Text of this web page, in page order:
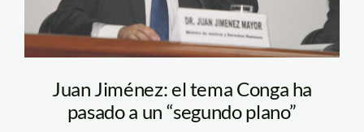
Juan Jiménez: el tema Conga ha
pasado a un “segundo plano”